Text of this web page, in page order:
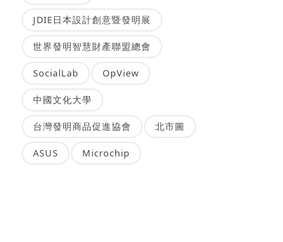
JDIE日本設計創意暨發明展
世界發明智慧財產聯盟總會
SocialLab OpView
中國文化大學
台灣發明商品促進協會 北市圖
ASUS Microchip